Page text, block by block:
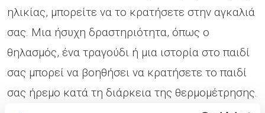
ηλικίας, μπορείτε να το κρατήσετε στην αγκαλιά
σας. Μια ήσυχη δραστηριότητα, όπως ο
θηλασμός, ένα τραγούδι ή μια ιστορία στο παιδί
σας μπορεί να βοηθήσει να κρατήσετε το παιδί
σας ήρεμο κατά τη διάρκεια της θερμομέτρησης.